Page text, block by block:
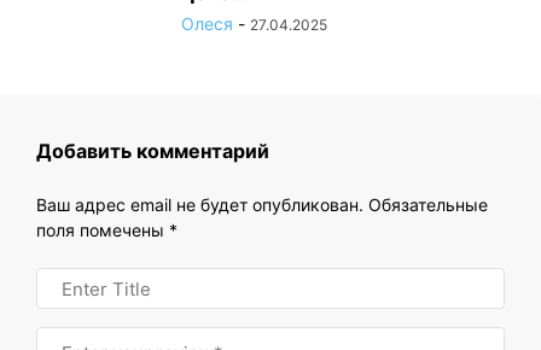
Олеся - 27.04.2025
Добавить комментарий
Ваш адрес email не будет опубликован. Обязательные
поля помечены *